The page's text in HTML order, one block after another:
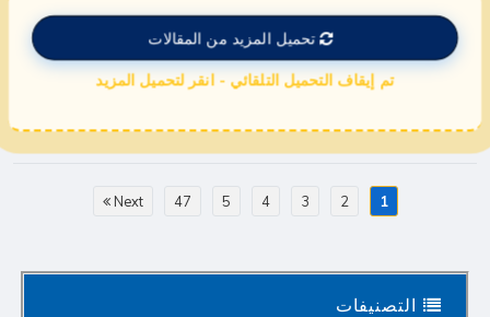
التصنيفات
تحميل المزيد من المقالات
تم إيقاف التحميل التلقائي - انقر لتحميل المزيد
1
2
3
4
5
47
Next